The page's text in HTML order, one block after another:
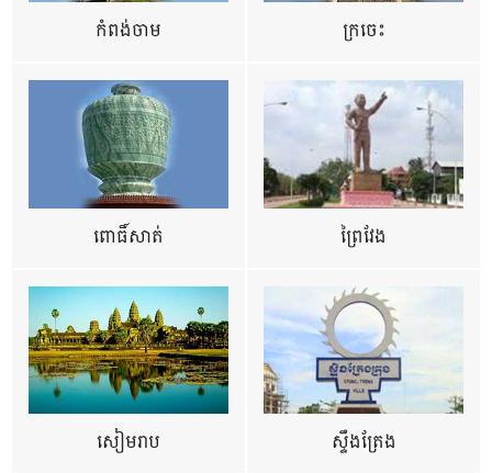
កំពង់ចាម ក្រចេះ
ពោធិ៍សាត់ ព្រៃវែង
សៀមរាប ស្ទឹងត្រែង